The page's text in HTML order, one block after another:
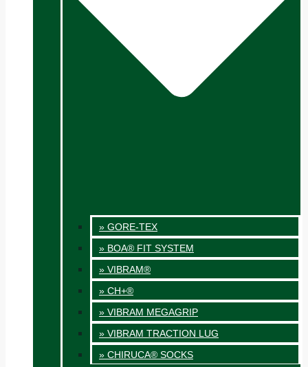
» GORE-TEX
» BOA® FIT SYSTEM
» VIBRAM®
» CH+®
» VIBRAM MEGAGRIP
» VIBRAM TRACTION LUG
» CHIRUCA® SOCKS